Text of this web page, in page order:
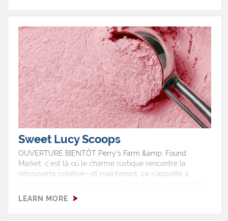
Sweet Lucy Scoops
OUVERTURE BIENTÔT Perry’s Farm &amp; Found
Market, c’est là où le charme rustique rencontre la
découverte créative—et maintenant, ça s’apprête à
où on ne peut pas s’empêcher de fouiner, rassemble
et trouvailles locales dans un espace qui ressemble à
LEARN MORE